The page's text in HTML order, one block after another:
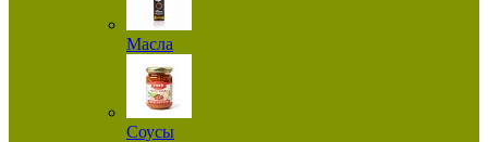
Масла
Соусы